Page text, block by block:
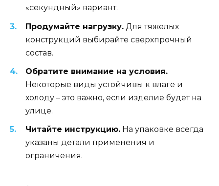
«секундный» вариант.
Продумайте нагрузку. Для тяжелых
конструкций выбирайте сверхпрочный
состав.
Обратите внимание на условия.
Некоторые виды устойчивы к влаге и
холоду – это важно, если изделие будет на
улице.
Читайте инструкцию. На упаковке всегда
указаны детали применения и
ограничения.